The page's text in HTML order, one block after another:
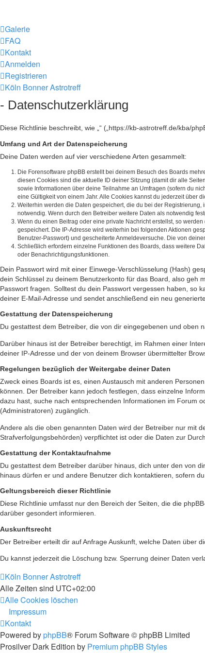
Galerie
FAQ
Kontakt
Anmelden
Registrieren
Köln Bonner Astrotreff
- Datenschutzerklärung
Diese Richtlinie beschreibt, wie „“ („https://kb-astrotreff.de/kba/
Umfang und Art der Datenspeicherung
Deine Daten werden auf vier verschiedene Arten gesammelt:
Die Forensoftware phpBB erstellt bei deinem Besuch des Boards
diesen Cookies sind die aktuelle ID deiner Sitzung (damit dir alle
sowie Informationen über deine Teilnahme an Umfragen (sofern du
eine Gültigkeit von einem Jahr. Alle Cookies kannst du jederzeit über
Weiterhin werden die Daten gespeichert, die du bei der
notwendig. Wenn durch den Betreiber weitere Daten als notwendig
Wenn du einen Beitrag oder eine private Nachricht erstellst, so
gespeichert. Die IP-Adresse wird weiterhin bei folgenden Aktionen
Benutzer-Passwort) und gescheiterte Anmeldeversuche. Die von
Schließlich erfordern einzelne Funktionen des Boards, dass weitere
oder Benachrichtigungsfunktionen.
Dein Passwort wird mit einer Einwege-Verschlüsselung (Hash)
dein Schlüssel zu deinem Benutzerkonto für das Board, also geh
Passwort fragen. Solltest du dein Passwort vergessen haben, so
deiner E-Mail-Adresse und sendet anschließend ein neu
Gestattung der Datenspeicherung
Du gestattest dem Betreiber, die von dir eingegebenen und
Darüber hinaus ist der Betreiber berechtigt, im Rahmen einer
deiner IP-Adresse und der von deinem Browser übermittelter
Regelungen bezüglich der Weitergabe deiner Daten
Zweck eines Boards ist es, einen Austausch mit anderen
können. Der Betreiber kann jedoch festlegen, dass einzelne
dazu hast, suche nach entsprechenden Informationen im Forum
(Administratoren) zugänglich.
Andere als die oben genannten Daten wird der Betreiber nur mit
Strafverfolgungsbehörden) verpflichtet ist oder die Daten zur
Gestattung der Kontaktaufnahme
Du gestattest dem Betreiber darüber hinaus, dich unter den von
hinaus dürfen er und andere Benutzer dich kontaktieren, sofern
Geltungsbereich dieser Richtlinie
Diese Richtlinie umfasst nur den Bereich der Seiten, die die
darüber gesondert informieren.
Auskunftsrecht
Der Betreiber erteilt dir auf Anfrage Auskunft, welche Daten über
Du kannst jederzeit die Löschung bzw. Sperrung deiner Daten
Köln Bonner Astrotreff
Alle Zeiten sind UTC+02:00
Alle Cookies löschen
Impressum
Kontakt
Powered byphpBB® Forum Software © phpBB Limited
Prosilver Dark Edition by Premium phpBB Styles